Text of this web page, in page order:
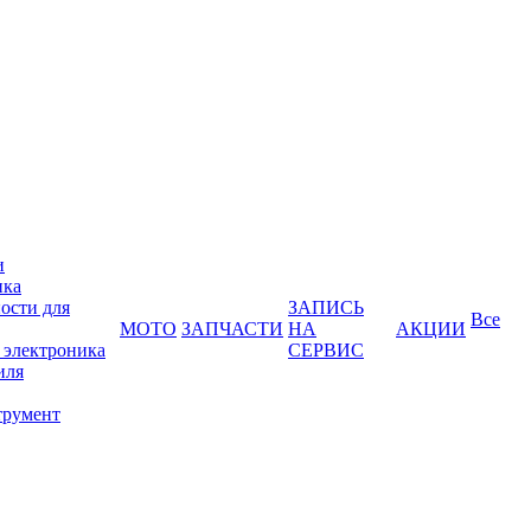
для
МОТО ЗАПЧАСТИ
ЗАПИСЬ
НА
СЕРВИС
АКЦИИ Все